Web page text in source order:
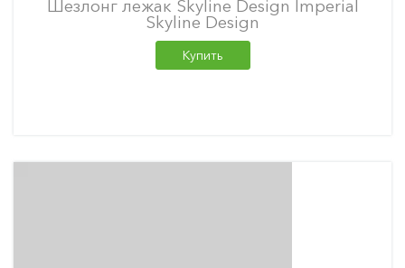
Шезлонг лежак Skyline Design Imperial
Skyline Design
Купить